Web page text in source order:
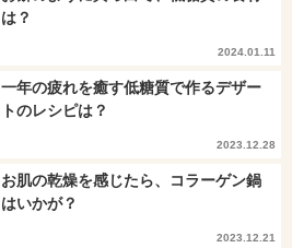
は？
2024.01.11
一年の疲れを癒す低糖質で作るデザー
トのレシピは？
2023.12.28
お肌の乾燥を感じたら、コラーゲン鍋
はいかが？
2023.12.21